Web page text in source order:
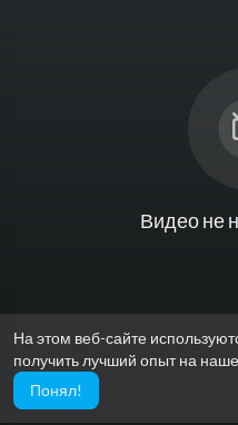
На этом веб-сайте
получить лучший опыт на
Понял!
Видео не